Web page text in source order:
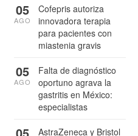
Cofepris autoriza
innovadora terapia
para pacientes con
miastenia gravis
05
AGO
Falta de diagnóstico
oportuno agrava la
gastritis en México:
especialistas
05
AGO
AstraZeneca y Bristol